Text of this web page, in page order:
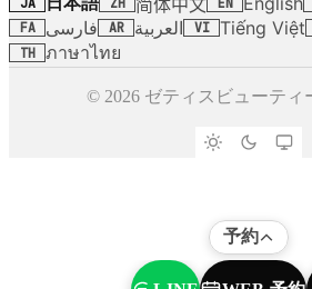
FA فارسی AR العربية VI Tiếng Việt
TH ภาษาไทย
© 2026 ゼティスビューティ
予約